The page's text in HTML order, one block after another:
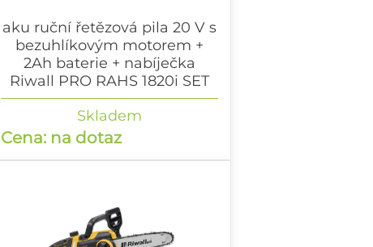
aku ruční řetězová pila 20 V s
bezuhlíkovým motorem +
2Ah baterie + nabíječka
Riwall PRO RAHS 1820i SET
aku ruční řetězová pila 20 V s
bezuhlíkovým motorem + 2Ah baterie
+ nabíječka
Skladem
Cena: na dotaz